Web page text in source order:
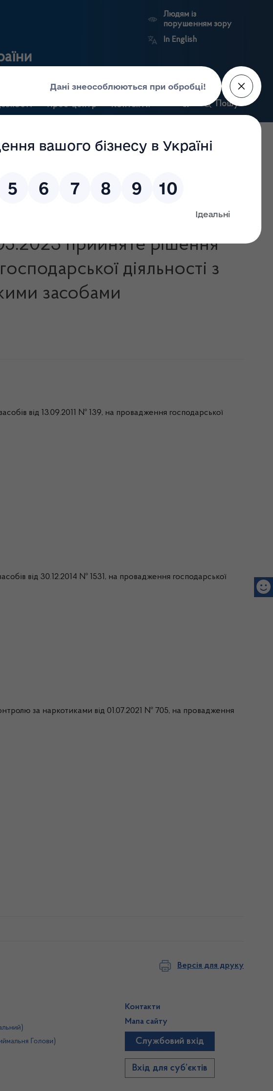
Людям із
порушенням зору
In English
Прес-центр Контакти Пошук
лікарських
Ринковий
Державні
Антикорупційний
портал
господарської діяльності з роздрібної торгівлі лікарськими
прийняте рішення
діяльності з
засобами
від 13.09.2011 № 139, на провадження господарської
від 30.12.2014 № 1531, на провадження господарської
за наркотиками від 01.07.2021 № 705, на провадження
Версія для друку
Голови)
Контакти
Мапа сайту
Службовий вхід
Вхід для суб’єктів